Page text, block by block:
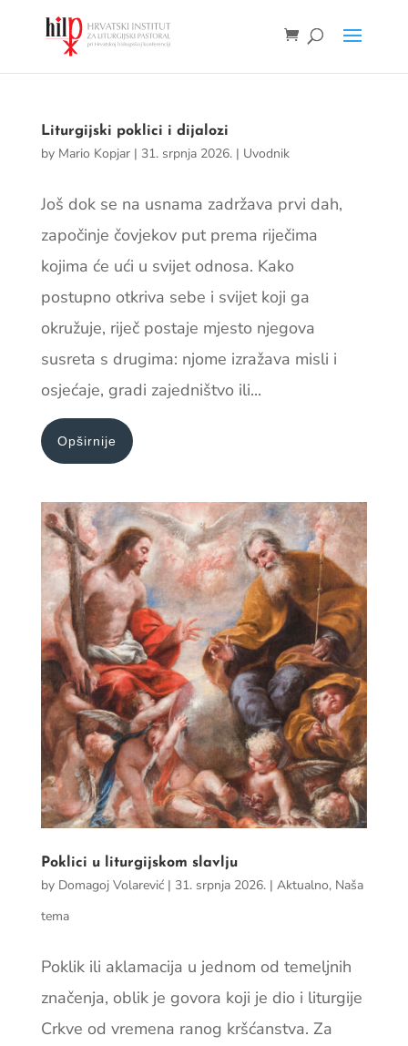
Liturgijski poklici i dijalozi
by Mario Kopjar| 31. srpnja 2026.| Uvodnik
Još dok se na usnama zadržava prvi dah,
započinje čovjekov put prema riječima
kojima će ući u svijet odnosa. Kako
postupno otkriva sebe i svijet koji ga
okružuje, riječ postaje mjesto njegova
susreta s drugima: njome izražava misli i
osjećaje, gradi zajedništvo ili...
Opširnije
Poklici u liturgijskom slavlju
by Domagoj Volarević| 31. srpnja 2026.| Aktualno, Naša
tema
Poklik ili aklamacija u jednom od temeljnih
značenja, oblik je govora koji je dio i liturgije
Crkve od vremena ranog kršćanstva. Za